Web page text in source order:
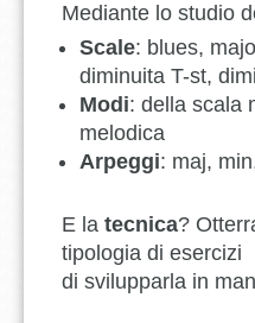
Mediante lo studio
Scale: blues,
diminuita T-st,
Modi: della scala
melodica
Arpeggi: maj,
E la tecnica?
tipologia di esercizi
di svilupparla in